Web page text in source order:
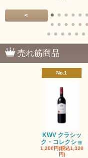
<
売れ筋商品
No.1
KWV クラシッ
ク・コレクショ
1,200円(税込1,320
円)